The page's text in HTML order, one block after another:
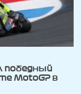
победный
MotoGP в